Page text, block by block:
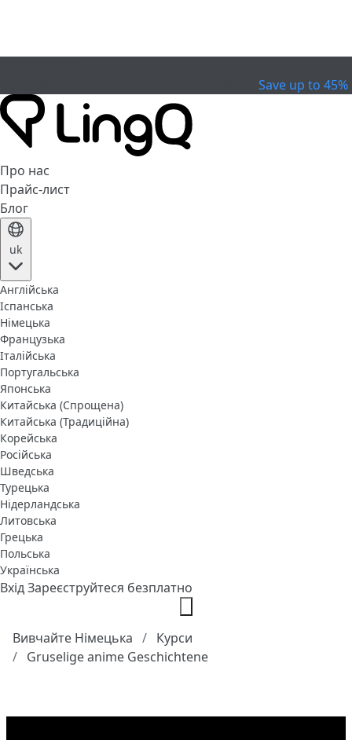
Save up to 45%
Про нас
Прайс-лист
Блог
uk
Англійська
Іспанська
Німецька
Французька
Італійська
Португальська
Японська
Китайська (Спрощена)
Китайська (Традиційна)
Корейська
Російська
Шведська
Турецька
Нідерландська
Литовська
Грецька
Польська
Українська
ВхідЗареєструйтеся безплатно
Вивчайте Німецька
Курси
Gruselige anime Geschichtene